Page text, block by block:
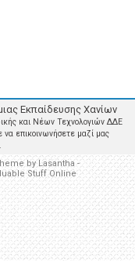
Εκπαίδευσης Χανίων
και Νέων Τεχνολογιών ΔΔΕ
να επικοινωνήσετε μαζί μας
byLasantha -
Stuff Online